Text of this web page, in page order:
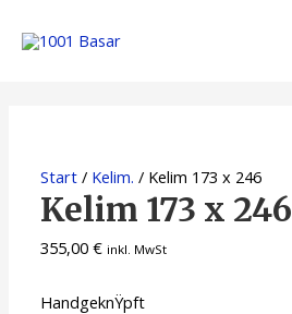
Start / Kelim. / Kelim 173 x 246
Kelim 173 x 246
355,00€ inkl. MwSt
HandgeknŸpft